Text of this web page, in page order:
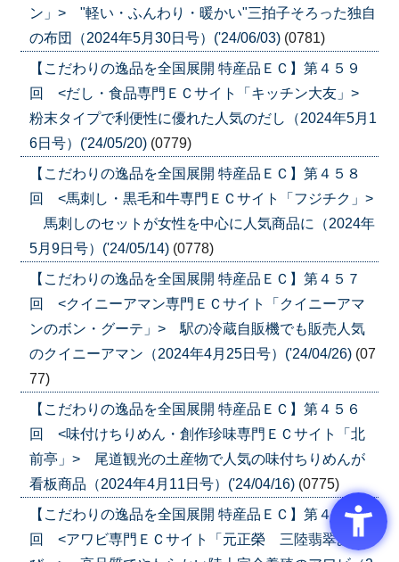
ン」> "軽い・ふんわり・暖かい"三拍子そろった独自
の布団（2024年5月30日号）('24/06/03) (0781)
【こだわりの逸品を全国展開 特産品ＥＣ】第４５９
回 <だし・食品専門ＥＣサイト「キッチン大友」>
粉末タイプで利便性に優れた人気のだし（2024年5月1
6日号）('24/05/20) (0779)
【こだわりの逸品を全国展開 特産品ＥＣ】第４５８
回 <馬刺し・黒毛和牛専門ＥＣサイト「フジチク」>
馬刺しのセットが女性を中心に人気商品に（2024年
5月9日号）('24/05/14) (0778)
【こだわりの逸品を全国展開 特産品ＥＣ】第４５７
回 <クイニーアマン専門ＥＣサイト「クイニーアマ
ンのボン・グーテ」> 駅の冷蔵自販機でも販売人気
のクイニーアマン（2024年4月25日号）('24/04/26) (07
77)
【こだわりの逸品を全国展開 特産品ＥＣ】第４５６
回 <味付けちりめん・創作珍味専門ＥＣサイト「北
前亭」> 尾道観光の土産物で人気の味付ちりめんが
看板商品（2024年4月11日号）('24/04/16) (0775)
【こだわりの逸品を全国展開 特産品ＥＣ】第４５５
回 <アワビ専門ＥＣサイト「元正榮 三陸翡翠あわ